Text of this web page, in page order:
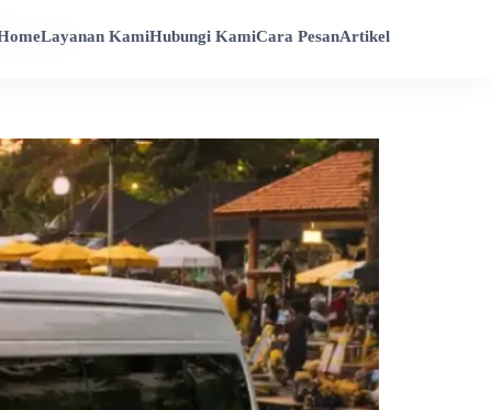
Layanan KamiHubungi KamiCara PesanArtikel